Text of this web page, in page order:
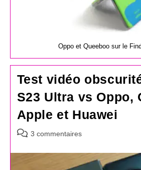
Oppo et Queeboo sur le
Test vidéo
S23 Ultra vs Oppo,
Apple et Huawei
Commentaires
la
3 commentaires